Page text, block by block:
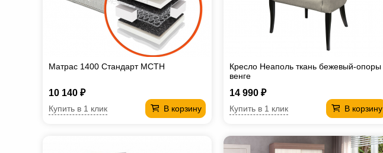
Матрас 1400 Стандарт МСТН
10 140 ₽
В корзину
Купить в 1 клик
Кресло Неаполь ткань бежевый-опоры
венге
14 990 ₽
В корзину
Купить в 1 клик